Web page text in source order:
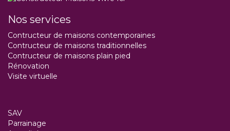
Nos services
Contructeur de maisons contemporaines
Contructeur de maisons traditionnelles
Contructeur de maisons plain pied
Rénovation
Visite virtuelle
SAV
Parrainage